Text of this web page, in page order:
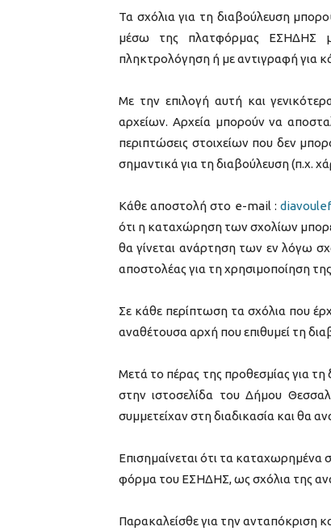
Τα σχόλια για τη διαβούλευση
μέσω της πλατφόρμας ΕΣΗΔΗΣ
πληκτρολόγηση ή με αντιγραφή για
Με την επιλογή αυτή και
αρχείων. Αρχεία μπορούν να
περιπτώσεις στοιχείων που δεν
σημαντικά για τη διαβούλευση (π.χ.
Κάθε αποστολή στο e-mail :
ότι η καταχώρηση των σχολίων
θα γίνεται ανάρτηση των εν λόγω
αποστολέας για τη χρησιμοποίηση
Σε κάθε περίπτωση τα σχόλια που
αναθέτουσα αρχή που επιθυμεί τη
Μετά το πέρας της προθεσμίας για
στην ιστοσελίδα του Δήμου
συμμετείχαν στη διαδικασία και θα
Επισημαίνεται ότι τα
φόρμα του ΕΣΗΔΗΣ, ως σχόλια της
Παρακαλείσθε για την ανταπόκριση